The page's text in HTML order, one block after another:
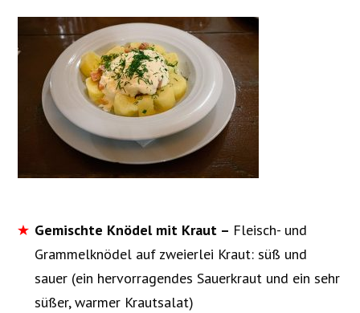
Gemischte Knödel mit Kraut – Fleisch- und
Grammelknödel auf zweierlei Kraut: süß und
sauer (ein hervorragendes Sauerkraut und ein sehr
süßer, warmer Krautsalat)